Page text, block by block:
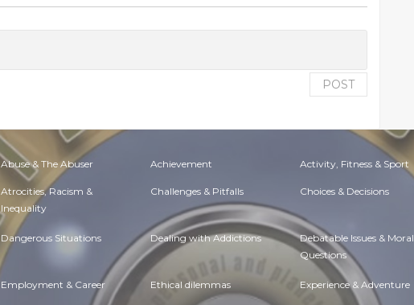
POST
Abuse & The Abuser Achievement Activity, Fitness & Sport
Atrocities, Racism &
Inequality
Challenges & Pitfalls Choices & Decisions
Dangerous Situations Dealing with Addictions Debatable Issues & Moral
Questions
Employment & Career Ethical dilemmas Experience & Adventure